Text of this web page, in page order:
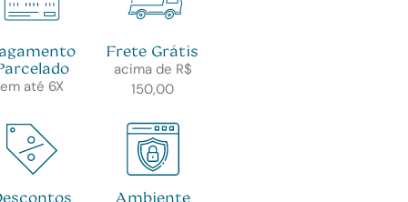
em até 6X
Frete Grátis
acima de R$
150,00
Ambiente